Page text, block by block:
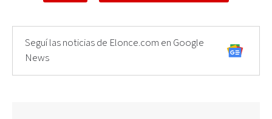
Seguí las noticias de Elonce.com en Google
News